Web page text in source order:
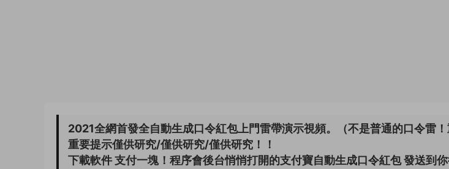
2021全網首發全自動生成口令紅包上門雷帶演示視頻。（不是普通的口令雷！
重要提示僅供研究/僅供研究/僅供研究！！
下載軟件 支付一塊！程序會後台悄悄打開的支付寶自動生成口令紅包 發送到你